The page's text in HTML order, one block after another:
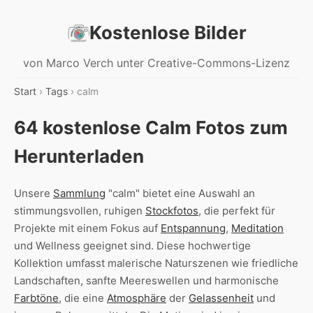
Kostenlose Bilder
von Marco Verch unter Creative-Commons-Lizenz
Start › Tags › calm
64 kostenlose Calm Fotos zum
Herunterladen
Unsere Sammlung "calm" bietet eine Auswahl an
stimmungsvollen, ruhigen Stockfotos, die perfekt für
Projekte mit einem Fokus auf Entspannung, Meditation
und Wellness geeignet sind. Diese hochwertige
Kollektion umfasst malerische Naturszenen wie friedliche
Landschaften, sanfte Meereswellen und harmonische
Farbtöne, die eine Atmosphäre der Gelassenheit und